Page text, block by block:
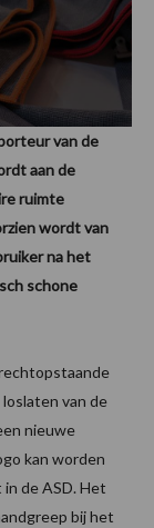
van de
aan de
ruimte
wordt van
na het
schone
van de
nieuwe
kan worden
de ASD. Het
bij het